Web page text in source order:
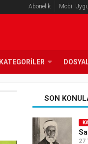
Abonelik Mobil
KATEGORILER
SON
27